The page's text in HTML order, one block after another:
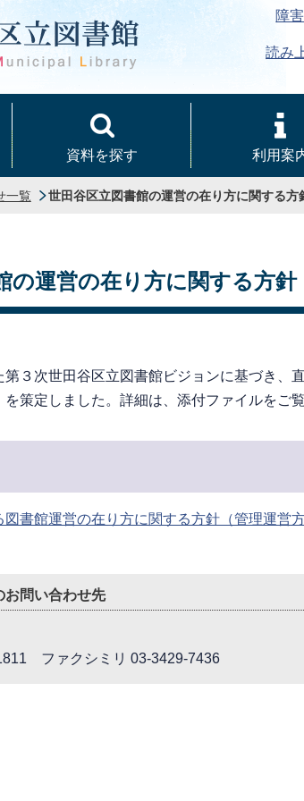
障
読み
資料を探す 利用案
一覧 世田谷区立図書館の運営の在り方に関する方
の運営の在り方に関する方針
３次世田谷区立図書館ビジョンに基づき、
策定しました。詳細は、添付ファイルをご覧
書館運営の在り方に関する方針（管理運営
お問い合わせ先
ファクシミリ 03-3429-7436